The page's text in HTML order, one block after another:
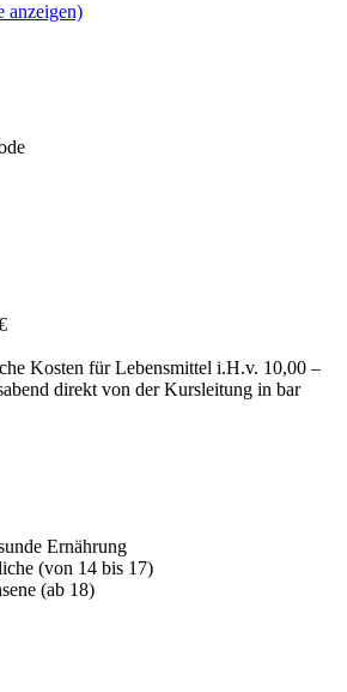
anzeigen)
Kosten für Lebensmittel i.H.v. 10,00 –
direkt von der Kursleitung in bar
Ernährung
(von 14 bis 17)
(ab 18)